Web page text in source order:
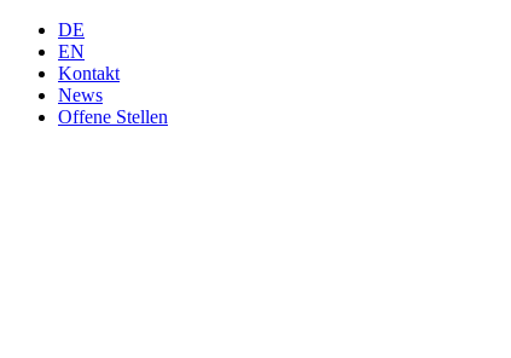
DE
EN
Kontakt
News
Offene Stellen